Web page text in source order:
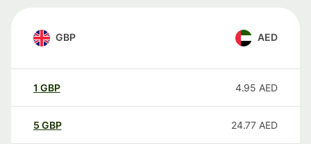
GBP AED
1 GBP 4.95 AED
5 GBP 24.77 AED